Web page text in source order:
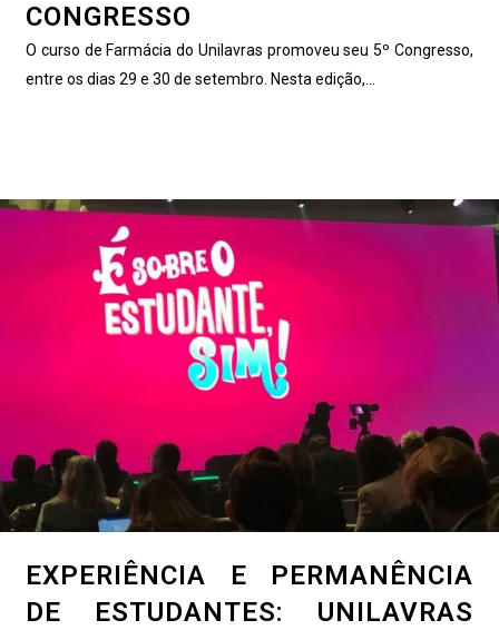
CONGRESSO
O curso de Farmácia do Unilavras promoveu seu 5º Congresso,
entre os dias 29 e 30 de setembro. Nesta edição,...
EXPERIÊNCIA E PERMANÊNCIA
DE ESTUDANTES: UNILAVRAS